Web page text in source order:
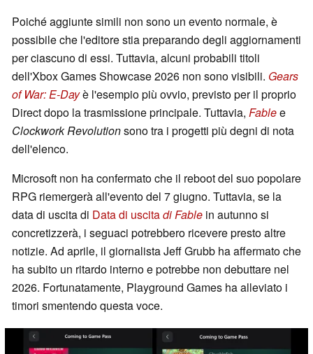
Poiché aggiunte simili non sono un evento normale, è
possibile che l'editore stia preparando degli aggiornamenti
per ciascuno di essi. Tuttavia, alcuni probabili titoli
dell'Xbox Games Showcase 2026 non sono visibili. Gears
of War: E-Dayè l'esempio più ovvio, previsto per il proprio
Direct dopo la trasmissione principale. Tuttavia, Fablee
Clockwork Revolutionsono tra i progetti più degni di nota
dell'elenco.
Microsoft non ha confermato che il reboot del suo popolare
RPG riemergerà all'evento del 7 giugno. Tuttavia, se la
data di uscita di Data di uscitadi Fable in autunno si
concretizzerà, i seguaci potrebbero ricevere presto altre
notizie. Ad aprile, il giornalista Jeff Grubb ha affermato che
ha subito un ritardo interno e potrebbe non debuttare nel
2026. Fortunatamente, Playground Games ha alleviato i
timori smentendo questa voce.